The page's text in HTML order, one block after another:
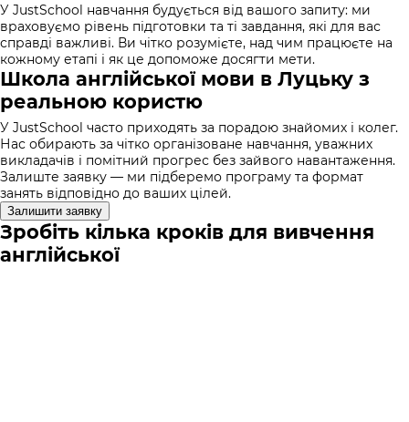
У JustSchool навчання будується від вашого запиту: ми
враховуємо рівень підготовки та ті завдання, які для вас
справді важливі. Ви чітко розумієте, над чим працюєте на
кожному етапі і як це допоможе досягти мети.
Школа англійської мови в Луцьку з
реальною користю
У JustSchool часто приходять за порадою знайомих і колег.
Нас обирають за чітко організоване навчання, уважних
викладачів і помітний прогрес без зайвого навантаження.
Залиште заявку — ми підберемо програму та формат
занять відповідно до ваших цілей.
Залишити заявку
Зробіть кілька кроків для вивчення
англійської